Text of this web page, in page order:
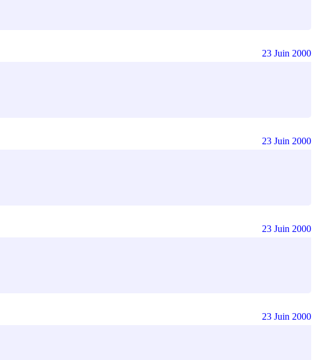
23 Juin 2000
23 Juin 2000
23 Juin 2000
23 Juin 2000